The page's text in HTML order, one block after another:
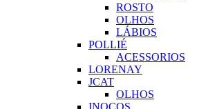
ROSTO
OLHOS
LÁBIOS
POLLIÉ
ACESSORIOS
LORENAY
JCAT
OLHOS
INOCOS